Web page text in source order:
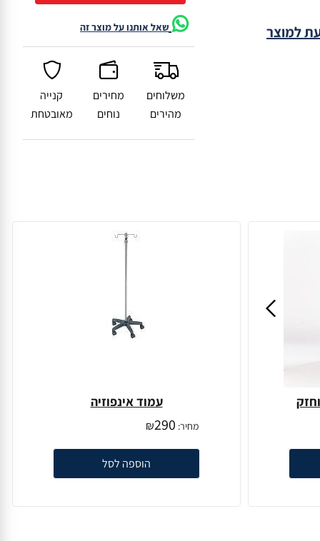
למוצר
שאל אותנו על מוצר זה
משלוחים
מהירים
מחירים
נוחים
קנייה
מאובטחת
עמוד אינפוזיה
מחיר: ₪290
הוספה לסל